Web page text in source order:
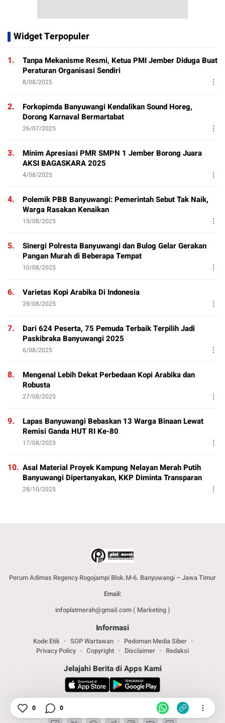
Widget Terpopuler
1.
Tanpa Mekanisme Resmi, Ketua PMI Jember Diduga Buat
Peraturan Organisasi Sendiri
8/08/2025
2.
Forkopimda Banyuwangi Kendalikan Sound Horeg,
Dorong Karnaval Bermartabat
26/07/2025
3.
Minim Apresiasi PMR SMPN 1 Jember Borong Juara
AKSI BAGASKARA 2025
4/08/2025
4.
Polemik PBB Banyuwangi: Pemerintah Sebut Tak Naik,
Warga Rasakan Kenaikan
13/08/2025
5.
Sinergi Polresta Banyuwangi dan Bulog Gelar Gerakan
Pangan Murah di Beberapa Tempat
10/08/2025
6. Varietas Kopi Arabika Di Indonesia
29/08/2025
7.
Dari 624 Peserta, 75 Pemuda Terbaik Terpilih Jadi
Paskibraka Banyuwangi 2025
6/08/2025
8.
Mengenal Lebih Dekat Perbedaan Kopi Arabika dan
Robusta
27/08/2025
9.
Lapas Banyuwangi Bebaskan 13 Warga Binaan Lewat
Remisi Ganda HUT RI Ke-80
17/08/2025
10. Asal Material Proyek Kampung Nelayan Merah Putih
Banyuwangi Dipertanyakan, KKP Diminta Transparan
28/10/2025
Perum Adimas Regency Rogojampi Blok.M-6. Banyuwangi – Jawa Timur
Email:
infoplatmerah@gmail.com ( Marketing )
Informasi
Kode Etik SOP Wartawan
Pedoman Media Siber
Privacy Policy
Copyright Disclaimer Redaksi
Jelajahi Berita di Apps Kami
0 0